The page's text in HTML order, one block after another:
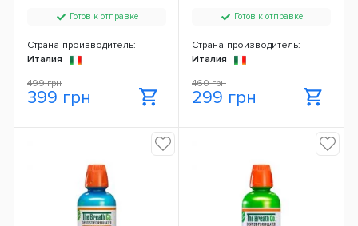
Готов к отправке
Страна-производитель:
Италия
499 грн
399 грн
Готов к отправке
Страна-производитель:
Италия
460 грн
299 грн